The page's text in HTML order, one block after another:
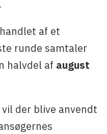
af et
runde samtaler
halvdel af august
der blive anvendt